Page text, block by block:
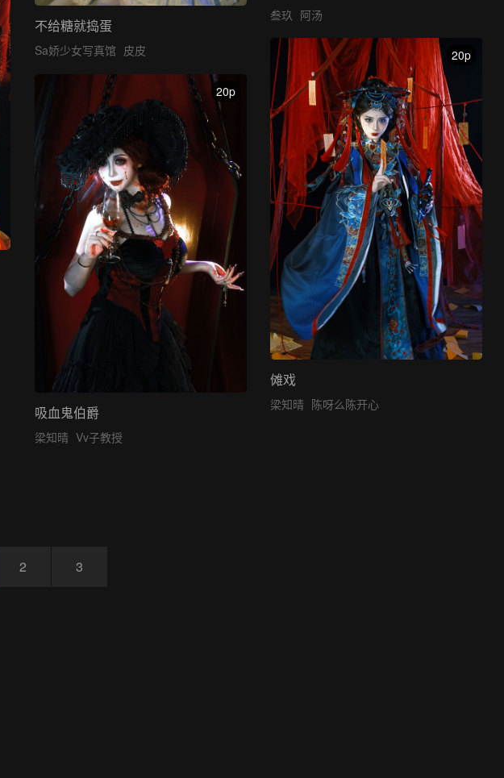
叁玖 阿汤
不给糖就捣蛋
Sa娇少女写真馆 皮皮 20p
傩戏
梁知晴 陈呀么陈开心
20p
吸血鬼伯爵
梁知晴 Vv子教授
2 3